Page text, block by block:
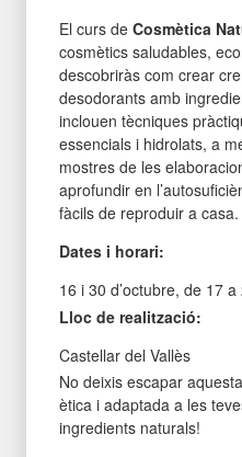
El curs de Cosmètica
cosmètics saludables,
descobriràs com crear
desodorants amb
inclouen tècniques
essencials i hidrolats, a
mostres de les
aprofundir en
fàcils de reproduir a casa.
Dates i horari:
16 i 30 d’octubre, de 17 a
Lloc de realització:
Castellar del Vallès
No deixis escapar
ètica i adaptada a les
ingredients naturals!